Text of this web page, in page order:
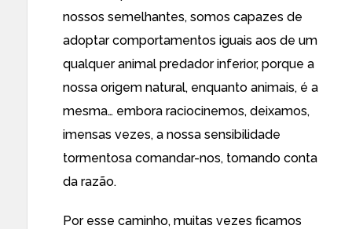
nossos semelhantes, somos capazes de
adoptar comportamentos iguais aos de um
qualquer animal predador inferior, porque a
nossa origem natural, enquanto animais, é a
mesma… embora raciocinemos, deixamos,
imensas vezes, a nossa sensibilidade
tormentosa comandar-nos, tomando conta
da razão.
Por esse caminho, muitas vezes ficamos